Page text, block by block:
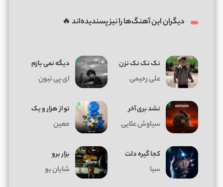
دیگران این آهنگ‌ها را نیز پسندیده‌اند 🔥
نک نک نک نزن
علی رحیمی
دیگه نمی بازم
ای پی تیون
نشد بری آخر
سیاوش علایی
تو از هزار و یک
معین
کجا گیره دلت
سیا
بزار برو
شایان یو